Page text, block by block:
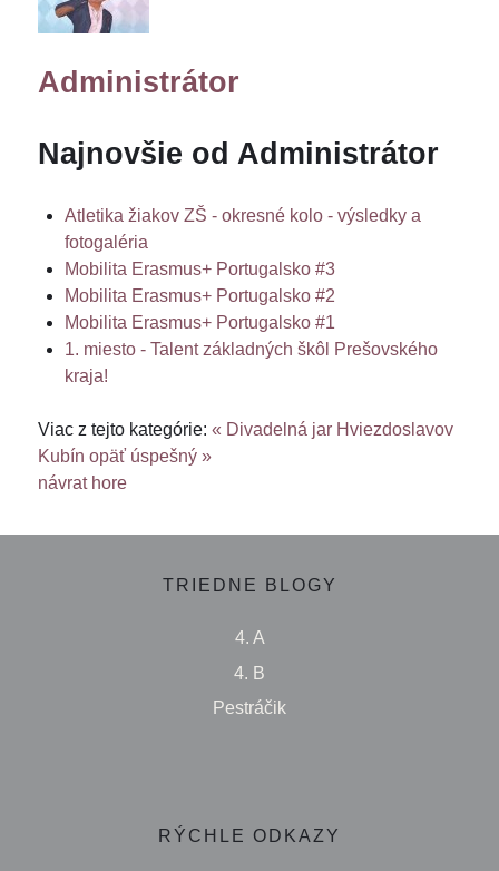
Administrátor
Najnovšie od Administrátor
Atletika žiakov ZŠ - okresné kolo - výsledky a
fotogaléria
Mobilita Erasmus+ Portugalsko #3
Mobilita Erasmus+ Portugalsko #2
Mobilita Erasmus+ Portugalsko #1
1. miesto - Talent základných škôl Prešovského
kraja!
Viac z tejto kategórie: « Divadelná jar Hviezdoslavov
Kubín opäť úspešný »
návrat hore
TRIEDNE BLOGY
4. A
4. B
Pestráčik
RÝCHLE ODKAZY